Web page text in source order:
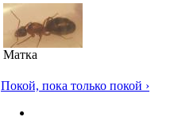
Матка
Покой, пока только покой ›